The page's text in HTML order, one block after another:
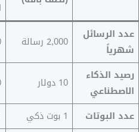
عدد الرسائل
شهرياً
2,000 رسالة
رصيد الذكاء
الاصطناعي
10 دولار
عدد البوتات
1 بوت ذكي